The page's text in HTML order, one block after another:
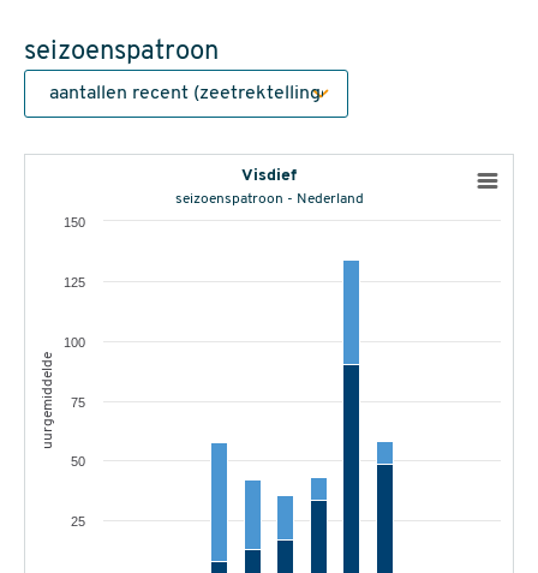
seizoenspatroon
uurgemiddelde
Visdief
seizoenspatroon - Nederland
25
50
75
100
125
150